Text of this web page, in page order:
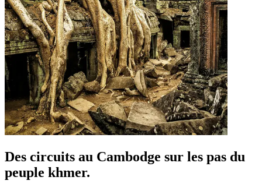
Des circuits au Cambodge sur les pas du
peuple khmer.